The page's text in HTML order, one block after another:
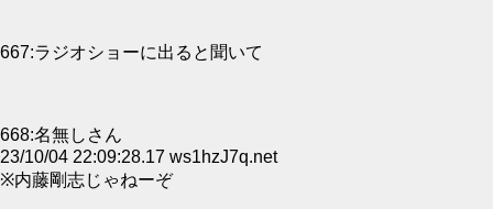
667:ラジオショーに出ると聞いて
668:名無しさん
23/10/04 22:09:28.17 ws1hzJ7q.net
※内藤剛志じゃねーぞ